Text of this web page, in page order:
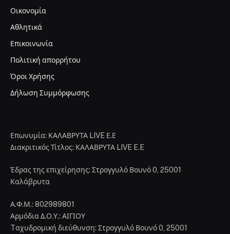
Οικονομία
Αθλητικά
Επικοινωνία
Πολιτική απορρήτου
Όροι Χρήσης
Δήλωση Συμμόρφωσης
Επωνυμία: ΚΑΛΑΒΡΥΤΑ LIVE Ε.Ε
Διακριτικός Τίτλος: ΚΑΛΑΒΡΥΤΑ LIVE E.E
Έδρας της επιχείρησης: Στρογγυλό Βουνό 0, 25001
Καλάβρυτα
Α.Φ.Μ.: 802989801
Αρμόδια Δ.Ο.Υ.: ΑΙΓΙΟΥ
Tαχυδρομική διεύθυνση: Στρογγυλό Βουνό 0, 25001